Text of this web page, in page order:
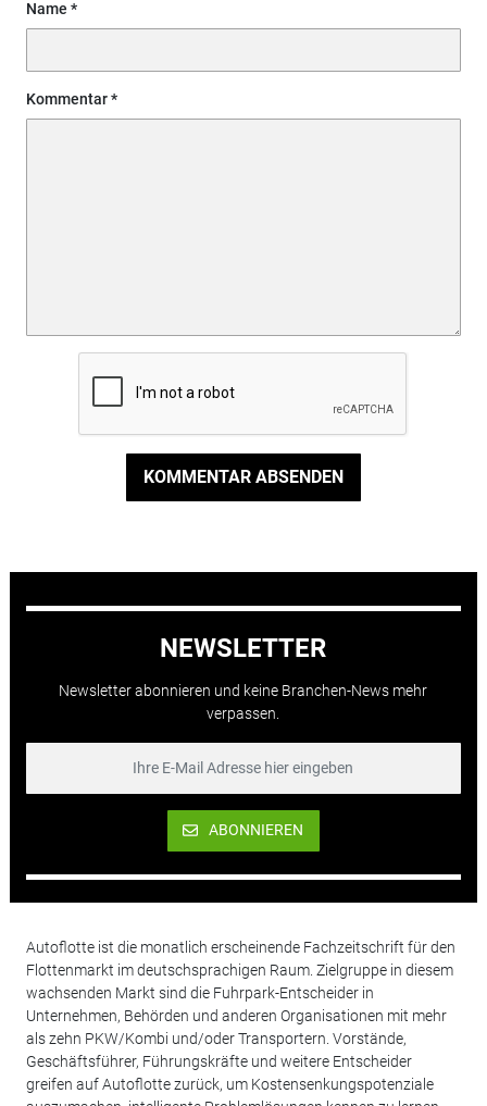
Name
Kommentar
KOMMENTAR ABSENDEN
NEWSLETTER
Newsletter abonnieren und keine Branchen-News mehr
verpassen.
ABONNIEREN
Autoflotte ist die monatlich erscheinende Fachzeitschrift für den
Flottenmarkt im deutschsprachigen Raum. Zielgruppe in diesem
wachsenden Markt sind die Fuhrpark-Entscheider in
Unternehmen, Behörden und anderen Organisationen mit mehr
als zehn PKW/Kombi und/oder Transportern. Vorstände,
Geschäftsführer, Führungskräfte und weitere Entscheider
greifen auf Autoflotte zurück, um Kostensenkungspotenziale